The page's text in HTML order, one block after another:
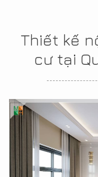
Thiết kế
cư tại